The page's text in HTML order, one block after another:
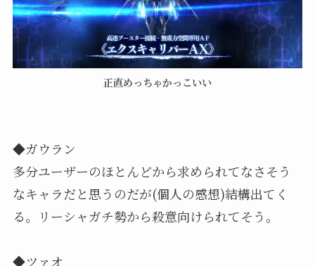
正直めっちゃかっこいい
◆ガウラン
多分ユーザーのほとんどから求められてなさそう
なキャラだと思うのだが(個人の感想)結構出てく
る。リーシャガチ勢から殺意向けられてそう。
◆ツァオ